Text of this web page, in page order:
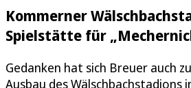
Kommerner
Spielstätte für
Gedanken hat sich Breuer auch
Ausbau des Wälschbachstadions